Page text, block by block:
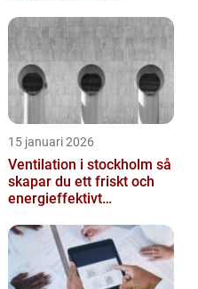
15 januari 2026
Ventilation i stockholm så
skapar du ett friskt och
energieffektivt